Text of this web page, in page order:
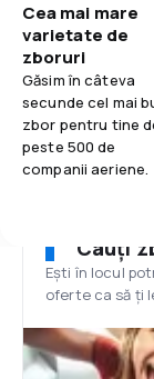
Cea mai mare
varietate de
zboruri
Găsim în câteva
secunde cel mai
zbor pentru tine
peste 500 de
companii aeriene.
Cauți
Ești în locul
oferte ca să ți